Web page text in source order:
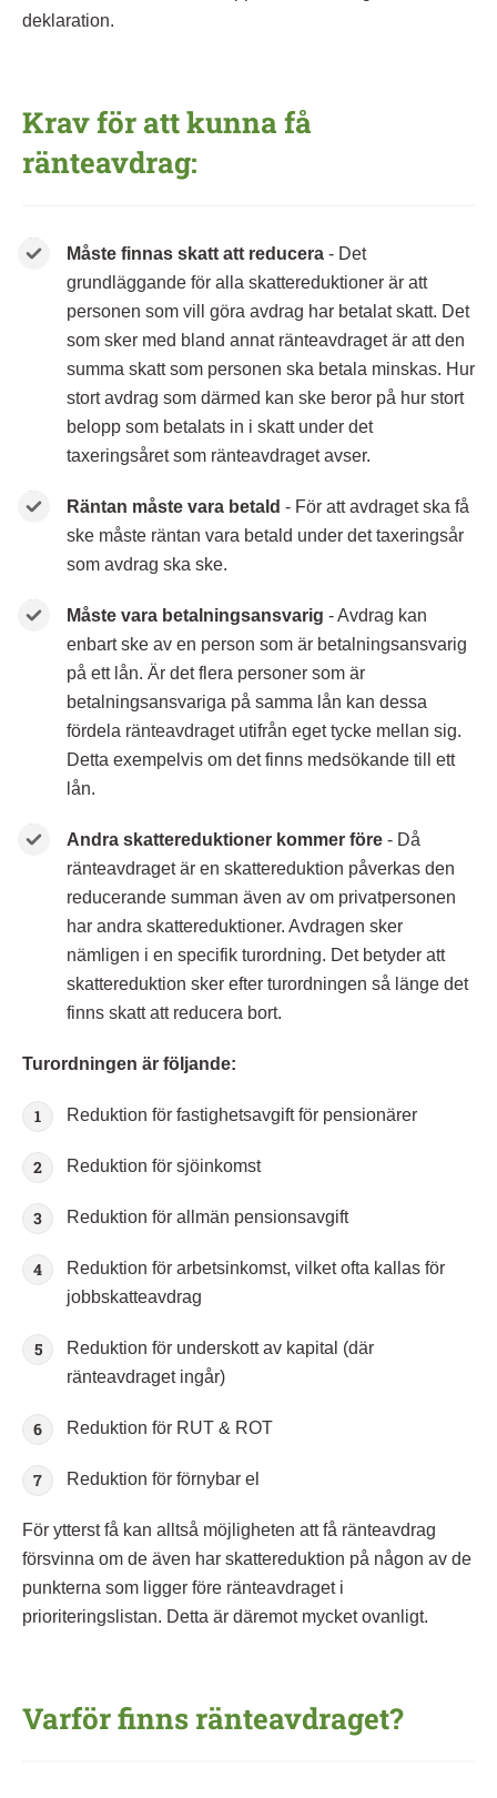
deklaration.
Krav för att kunna få
ränteavdrag:
Måste finnas skatt att reducera - Det
grundläggande för alla skattereduktioner är att
personen som vill göra avdrag har betalat skatt. Det
som sker med bland annat ränteavdraget är att den
summa skatt som personen ska betala minskas. Hur
stort avdrag som därmed kan ske beror på hur stort
belopp som betalats in i skatt under det
taxeringsåret som ränteavdraget avser.
Räntan måste vara betald - För att avdraget ska få
ske måste räntan vara betald under det taxeringsår
som avdrag ska ske.
Måste vara betalningsansvarig - Avdrag kan
enbart ske av en person som är betalningsansvarig
på ett lån. Är det flera personer som är
betalningsansvariga på samma lån kan dessa
fördela ränteavdraget utifrån eget tycke mellan sig.
Detta exempelvis om det finns medsökande till ett
lån.
Andra skattereduktioner kommer före - Då
ränteavdraget är en skattereduktion påverkas den
reducerande summan även av om privatpersonen
har andra skattereduktioner. Avdragen sker
nämligen i en specifik turordning. Det betyder att
skattereduktion sker efter turordningen så länge det
finns skatt att reducera bort.
Turordningen är följande:
Reduktion för fastighetsavgift för pensionärer
Reduktion för sjöinkomst
Reduktion för allmän pensionsavgift
Reduktion för arbetsinkomst, vilket ofta kallas för
jobbskatteavdrag
Reduktion för underskott av kapital (där
ränteavdraget ingår)
Reduktion för RUT & ROT
Reduktion för förnybar el
För ytterst få kan alltså möjligheten att få ränteavdrag
försvinna om de även har skattereduktion på någon av de
punkterna som ligger före ränteavdraget i
prioriteringslistan. Detta är däremot mycket ovanligt.
Varför finns ränteavdraget?